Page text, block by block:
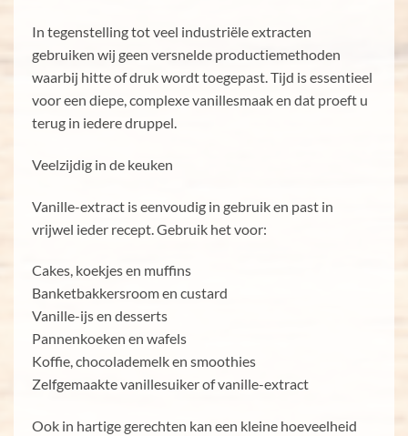
In tegenstelling tot veel industriële extracten
gebruiken wij geen versnelde productiemethoden
waarbij hitte of druk wordt toegepast. Tijd is essentieel
voor een diepe, complexe vanillesmaak en dat proeft u
terug in iedere druppel.
Veelzijdig in de keuken
Vanille-extract is eenvoudig in gebruik en past in
vrijwel ieder recept. Gebruik het voor:
Cakes, koekjes en muffins
Banketbakkersroom en custard
Vanille-ijs en desserts
Pannenkoeken en wafels
Koffie, chocolademelk en smoothies
Zelfgemaakte vanillesuiker of vanille-extract
Ook in hartige gerechten kan een kleine hoeveelheid